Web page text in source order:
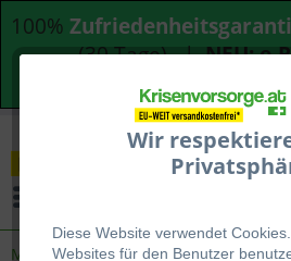
100%
(30 Tage) |NEU: e-
Wir
Diese Website verwendet
Websites für den Benutzer be
Medizin